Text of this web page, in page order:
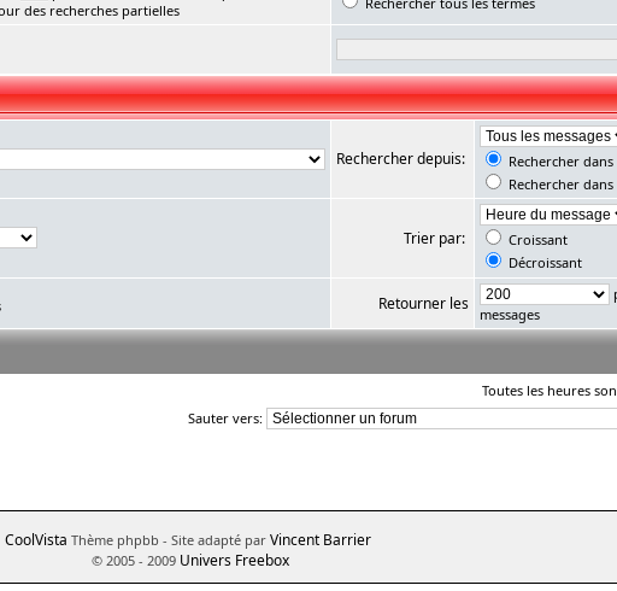
des recherches partielles
Rechercher depuis:
Rechercher
Rechercher
Trier par:
Croissant
Décroissant
Retourner les
messages
Toutes les heures
Sauter vers:
CoolVista Thème phpbb - Site adapté par Vincent Barrier
© 2005 - 2009 Univers Freebox